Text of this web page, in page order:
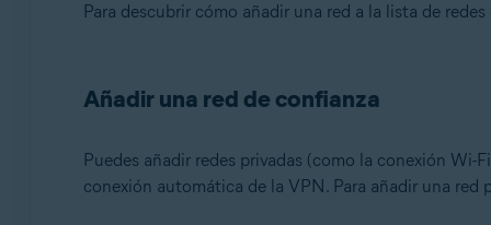
Para descubrir cómo añadir una red a la lista de
Añadir una red de confianza
Puedes añadir redes privadas (como la conexión
conexión automática de la VPN. Para añadir una red